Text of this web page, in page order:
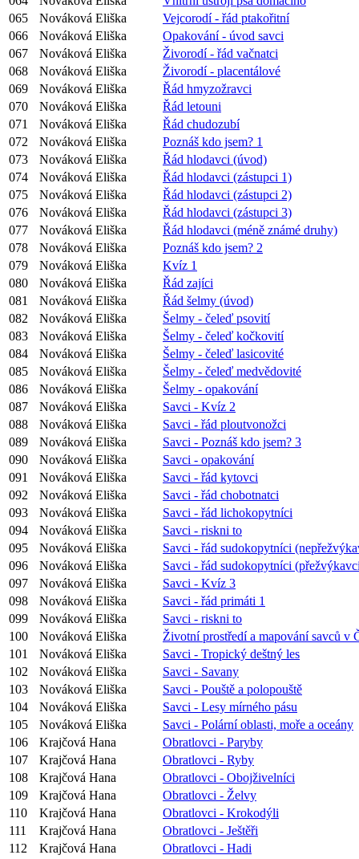
065
Nováková Eliška
Vejcorodí - řád ptakořitní
066
Nováková Eliška
Opakování - úvod savci
067
Nováková Eliška
Živorodí - řád vačnatci
068
Nováková Eliška
Živorodí - placentálové
069
Nováková Eliška
Řád hmyzožravci
070
Nováková Eliška
Řád letouni
071
Nováková Eliška
Řád chudozubí
072
Nováková Eliška
Poznáš kdo jsem? 1
073
Nováková Eliška
Řád hlodavci (úvod)
074
Nováková Eliška
Řád hlodavci (zástupci 1)
075
Nováková Eliška
Řád hlodavci (zástupci 2)
076
Nováková Eliška
Řád hlodavci (zástupci 3)
077
Nováková Eliška
Řád hlodavci (méně známé druhy)
078
Nováková Eliška
Poznáš kdo jsem? 2
079
Nováková Eliška
Kvíz 1
080
Nováková Eliška
Řád zajíci
081
Nováková Eliška
Řád šelmy (úvod)
082
Nováková Eliška
Šelmy - čeleď psovití
083
Nováková Eliška
Šelmy - čeleď kočkovití
084
Nováková Eliška
Šelmy - čeleď lasicovité
085
Nováková Eliška
Šelmy - čeleď medvědovité
086
Nováková Eliška
Šelmy - opakování
087
Nováková Eliška
Savci - Kvíz 2
088
Nováková Eliška
Savci - řád ploutvonožci
089
Nováková Eliška
Savci - Poznáš kdo jsem? 3
090
Nováková Eliška
Savci - opakování
091
Nováková Eliška
Savci - řád kytovci
092
Nováková Eliška
Savci - řád chobotnatci
093
Nováková Eliška
Savci - řád lichokopytníci
094
Nováková Eliška
Savci - riskni to
095
Nováková Eliška
Savci - řád sudokopytníci
096
Nováková Eliška
Savci - řád sudokopytníci
097
Nováková Eliška
Savci - Kvíz 3
098
Nováková Eliška
Savci - řád primáti 1
099
Nováková Eliška
Savci - riskni to
100
Nováková Eliška
Životní prostředí a mapování savců v
101
Nováková Eliška
Savci - Tropický deštný les
102
Nováková Eliška
Savci - Savany
103
Nováková Eliška
Savci - Pouště a polopouště
104
Nováková Eliška
Savci - Lesy mírného pásu
105
Nováková Eliška
Savci - Polární oblasti, moře a oceány
106
Krajčová Hana
Obratlovci - Paryby
107
Krajčová Hana
Obratlovci - Ryby
108
Krajčová Hana
Obratlovci - Obojživelníci
109
Krajčová Hana
Obratlovci - Želvy
110
Krajčová Hana
Obratlovci - Krokodýli
111
Krajčová Hana
Obratlovci - Ještěři
112
Krajčová Hana
Obratlovci - Hadi